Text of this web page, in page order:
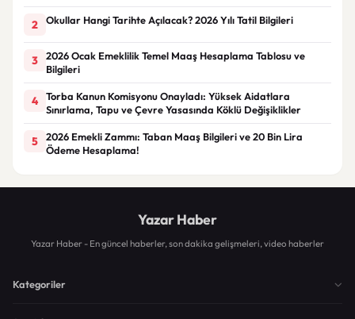
2 Okullar Hangi Tarihte Açılacak? 2026 Yılı Tatil Bilgileri
3
2026 Ocak Emeklilik Temel Maaş Hesaplama Tablosu ve
Bilgileri
4
Torba Kanun Komisyonu Onayladı: Yüksek Aidatlara
Sınırlama, Tapu ve Çevre Yasasında Köklü Değişiklikler
5
2026 Emekli Zammı: Taban Maaş Bilgileri ve 20 Bin Lira
Ödeme Hesaplama!
Yazar Haber
Yazar Haber - En güncel haberler, son dakika gelişmeleri, video haberler
Kategoriler